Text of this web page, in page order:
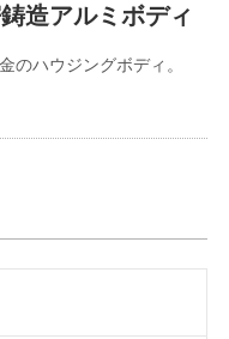
造アルミボディ
のハウジングボディ。